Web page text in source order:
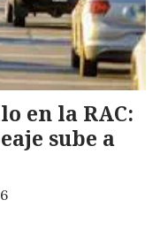
en la RAC:
sube a